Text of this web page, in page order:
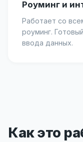
Роуминг и
Работает со
роуминг.
ввода данных.
Как это